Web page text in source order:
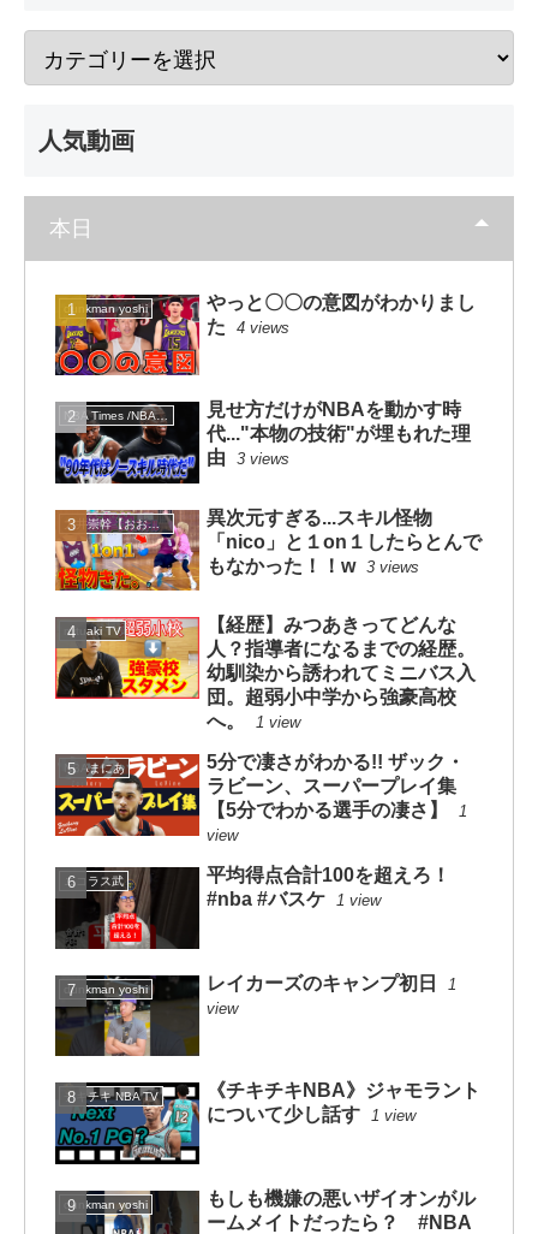
人気動画
本日
dunkman yoshi
やっと〇〇の意図がわかりまし
た
4 views
NBA Times /NBAタイムズ
見せ方だけがNBAを動かす時
代..."本物の技術"が埋もれた理
由
3 views
大井崇幹【おおいたかよし】
異次元すぎる...スキル怪物
「nico」と１on１したらとんで
もなかった！！w 3 views
mituaki TV
【経歴】みつあきってどんな
人？指導者になるまでの経歴。
幼馴染から誘われてミニバス入
団。超弱小中学から強豪高校
へ。
1 view
NBAまにあ
5分で凄さがわかる!! ザック・
ラビーン、スーパープレイ集
【5分でわかる選手の凄さ】
1
view
ニコラス武
平均得点合計100を超えろ！
#nba #バスケ 1 view
dunkman yoshi レイカーズのキャンプ初日
1
view
チキチキ NBA TV
《チキチキNBA》ジャモラント
について少し話す 1 view
dunkman yoshi
もしも機嫌の悪いザイオンがル
ームメイトだったら？ #NBA